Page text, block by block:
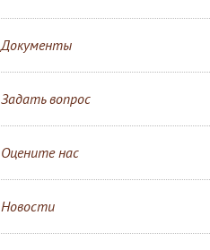
Документы
Задать вопрос
Оцените нас
Новости